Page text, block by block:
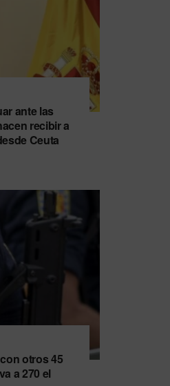
ante las
recibir a
Ceuta
otros 45
a 270 el